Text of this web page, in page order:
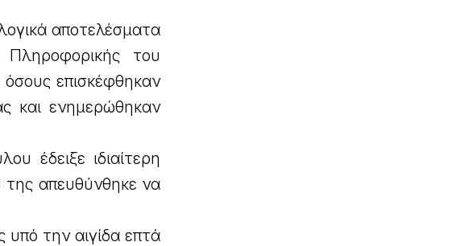
αποτελέσματα
του
επισκέφθηκαν
και ενημερώθηκαν
έδειξε ιδιαίτερη
της απευθύνθηκε να
την αιγίδα επτά